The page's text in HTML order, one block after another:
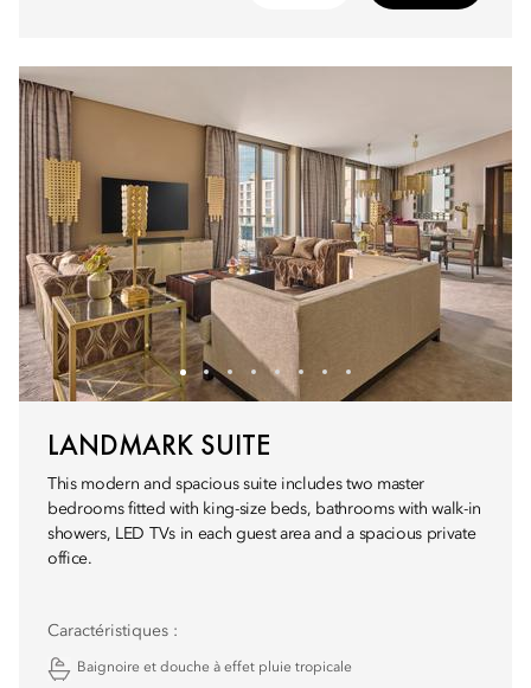
LANDMARK SUITE
This modern and spacious suite includes two master
bedrooms fitted with king-size beds, bathrooms with walk-in
showers, LED TVs in each guest area and a spacious private
office.
Caractéristiques :
Baignoire et douche à effet pluie tropicale